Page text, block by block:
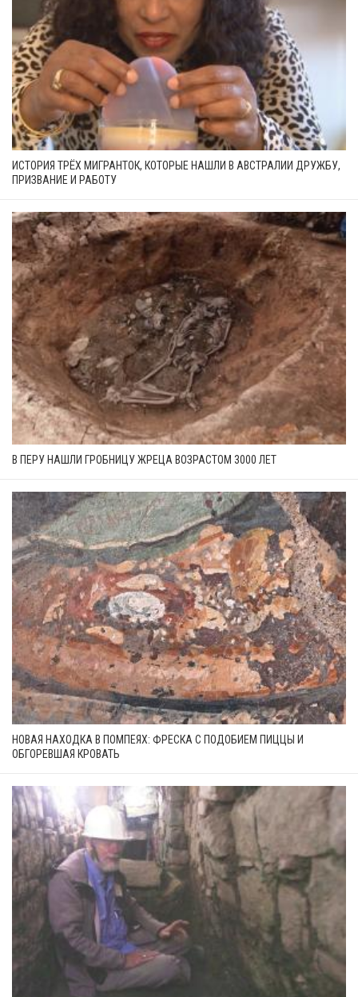
ИСТОРИЯ ТРЁХ МИГРАНТОК, КОТОРЫЕ НАШЛИ В АВСТРАЛИИ ДРУЖБУ,
ПРИЗВАНИЕ И РАБОТУ
В ПЕРУ НАШЛИ ГРОБНИЦУ ЖРЕЦА ВОЗРАСТОМ 3000 ЛЕТ
НОВАЯ НАХОДКА В ПОМПЕЯХ: ФРЕСКА С ПОДОБИЕМ ПИЦЦЫ И
ОБГОРЕВШАЯ КРОВАТЬ